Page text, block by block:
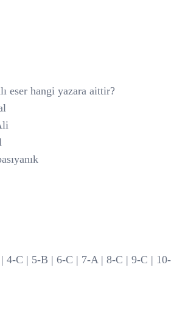
eser hangi yazara aittir?
4-C | 5-B | 6-C | 7-A | 8-C | 9-C | 10-